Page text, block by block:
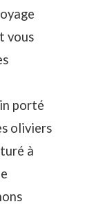
vous
porté
oliviers
à